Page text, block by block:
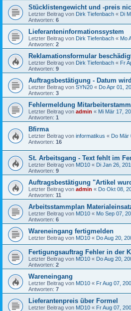
Stücklistengewicht und -preis
Letzter Beitrag von Dirk Tiefenbach « Di
Antworten: 6
Lieferanteninformationssystem
Letzter Beitrag von Dirk Tiefenbach « Mo
Antworten: 2
Reklamationsformular
Letzter Beitrag von Dirk Tiefenbach « Fr
Antworten: 9
Auftragsbestätigung - Datum
Letzter Beitrag von SYN20 « Do Apr 01,
Antworten: 3
Fehlermeldung
Letzter Beitrag von admin « Mi Mär 17,
Antworten: 1
Bfirma
Letzter Beitrag von informatikus « Do Mär
Antworten: 16
St. Arbeitsgang - Text fehlt im
Letzter Beitrag von MD10 « Di Jan 26,
Antworten: 9
Auftragsbestätigung "Artikel
Letzter Beitrag von admin « Do Okt 08,
Antworten: 11
Arbeitsstammplan
Letzter Beitrag von MD10 « Mo Sep 07,
Antworten: 6
Wareneingang fertigmelden
Letzter Beitrag von MD10 « Do Aug 20,
Fertigungsauftrag Fehler in der
Letzter Beitrag von MD10 « Do Aug 20,
Antworten: 2
Wareneingang
Letzter Beitrag von MD10 « Fr Aug 07,
Antworten: 7
Lieferantenpreis über Formel
Letzter Beitrag von MD10 « Fr Aug 07,